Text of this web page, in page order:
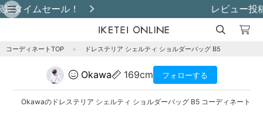
レビュー投稿で革小物プレゼント！
コーディネートTOP ＞ ドレステリア シェルティ ショルダーバッグ B5
Okawa 169cm フォローする
Okawaのドレステリア シェルティ ショルダーバッグ B5 コーディネート